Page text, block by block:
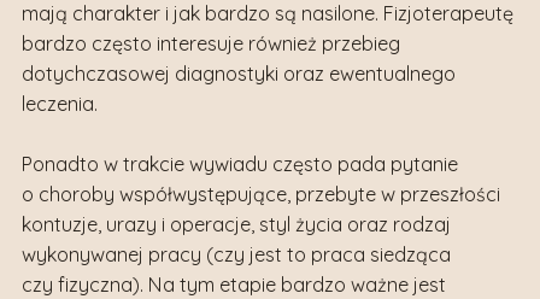
mają charakter i jak bardzo są nasilone. Fizjoterapeutę
bardzo często interesuje również przebieg
dotychczasowej diagnostyki oraz ewentualnego
leczenia.
Ponadto w trakcie wywiadu często pada pytanie
o choroby współwystępujące, przebyte w przeszłości
kontuzje, urazy i operacje, styl życia oraz rodzaj
wykonywanej pracy (czy jest to praca siedząca
czy fizyczna). Na tym etapie bardzo ważne jest